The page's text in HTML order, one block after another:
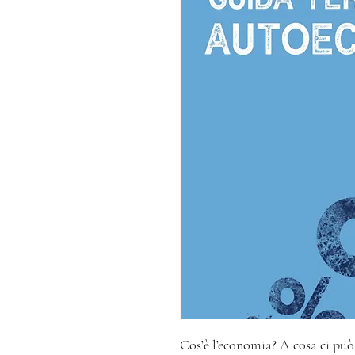
Cos’è l’economia? A cosa ci